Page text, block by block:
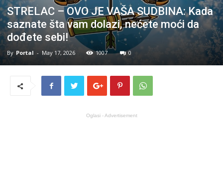
STRELAC – OVO JE VAŠA SUDBINA: Kada
saznate šta vam dolazi, nećete moći da
dođete sebi!
By Portal - May 17, 2026 1007 0
Oglasi - Advertisement